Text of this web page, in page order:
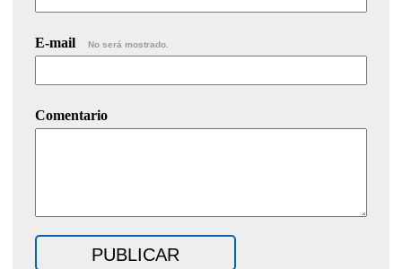
E-mail No será mostrado.
Comentario